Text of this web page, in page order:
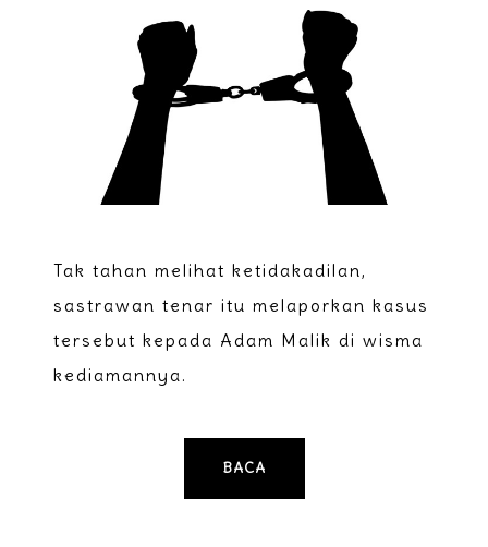
Tak tahan melihat ketidakadilan,
sastrawan tenar itu melaporkan kasus
tersebut kepada Adam Malik di wisma
kediamannya.
BACA